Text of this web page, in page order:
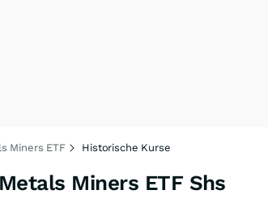
Miners ETF Historische Kurse
Miners ETF Shs